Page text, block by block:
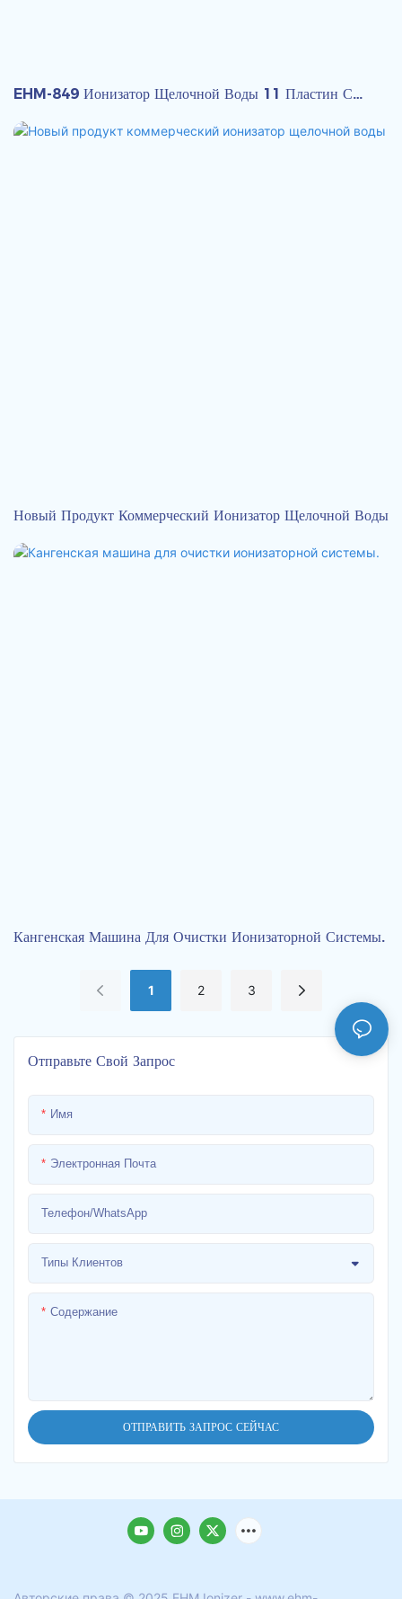
Отправьте Свой Запрос
Имя
Электронная Почта
Телефон/WhatsApp
Типы Клиентов
Содержание
ОТПРАВИТЬ ЗАПРОС СЕЙЧАС
EHM-849 Ионизатор Щелочной Воды 11 Пластин С
Новый Продукт Коммерческий Ионизатор Щелочной Воды
Кангенская Машина Для Очистки Ионизаторной Системы.
1 2 3